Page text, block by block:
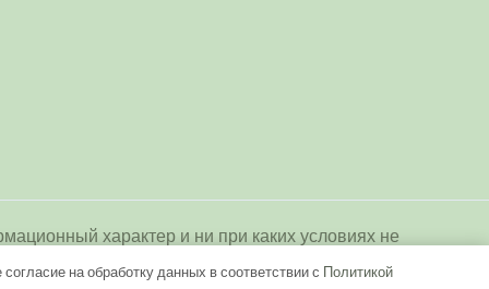
характер и ни при каких условиях не
Российской Федерации.
на обработку данных в соответствии с Политикой